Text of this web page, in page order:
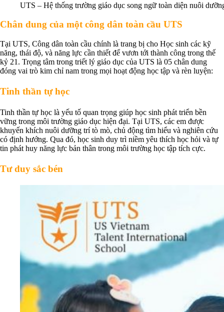
UTS – Hệ thống trường giáo dục song ngữ toàn diện nuôi
Chân dung của một công dân toàn cầu UTS
Tại UTS, Công dân toàn cầu chính là trang bị cho Học sinh các kỹ
năng, thái độ, và năng lực cần thiết để vươn tới thành công trong thế
kỷ 21. Trọng tâm trong triết lý giáo dục của UTS là 05 chân dung
đóng vai trò kim chỉ nam trong mọi hoạt động học tập và rèn luyện:
Tinh thần tự học
Tinh thần tự học là yếu tố quan trọng giúp học sinh phát triển bền
vững trong môi trường giáo dục hiện đại. Tại UTS, các em được
khuyến khích nuôi dưỡng trí tò mò, chủ động tìm hiểu và nghiên cứu
có định hướng. Qua đó, học sinh duy trì niềm yêu thích học hỏi và tự
tin phát huy năng lực bản thân trong môi trường học tập tích cực.
Tư duy sắc bén